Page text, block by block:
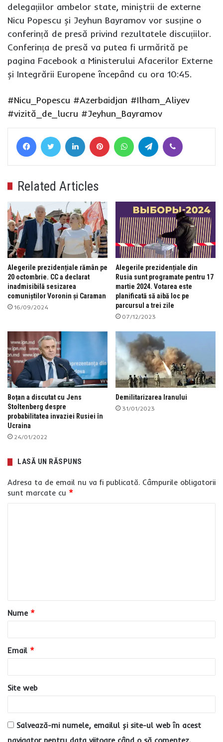
delegațiilor ambelor state, miniștrii de externe
Nicu Popescu și Jeyhun Bayramov vor susține o
conferință de presă privind rezultatele discuțiilor.
Conferința de presă va putea fi urmărită pe
pagina Facebook a Ministerului Afacerilor Externe
și Integrării Europene începând cu ora 10:45.
#Nicu_Popescu #Azerbaidjan #Ilham_Aliyev
#vizită_de_lucru #Jeyhun_Bayramov
FacebookTwitter LinkedIn Pinterest WhatsAppTelegram
Related Articles
Alegerile prezidențiale rămân pe
20 octombrie. CC a declarat
inadmisibilă sesizarea
comuniștilor Voronin și Caraman
16/09/2024
Alegerile prezidențiale din
Rusia sunt programate pentru 17
martie 2024. Votarea este
planificată să aibă loc pe
parcursul a trei zile
07/12/2023
Boțan a discutat cu Jens
Stoltenberg despre
probabilitatea invaziei Rusiei în
Ucraina
24/01/2022
Demilitarizarea Iranului
31/01/2023
LASĂ UN RĂSPUNS
Adresa ta de email nu va fi publicată. Câmpurile obligatorii
sunt marcate cu *
a
r
u
*
Nume *
Email *
Site web
Salvează-mi numele, emailul și site-ul web în acest